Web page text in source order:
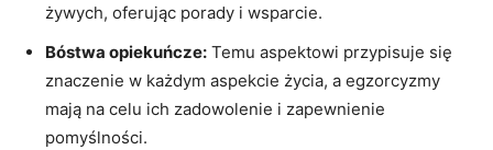
żywych, oferując ​porady⁢ i wsparcie.
Bóstwa‌ opiekuńcze: Temu ⁢aspektowi przypisuje się
znaczenie w każdym aspekcie życia, a egzorcyzmy
mają na‌ celu ich zadowolenie i⁣ zapewnienie
pomyślności.